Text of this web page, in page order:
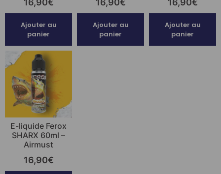
16,90€
Ajouter au
panier
16,90€
Ajouter au
panier
16,90€
Ajouter au
panier
E-liquide Ferox
SHARX 60ml –
Airmust
16,90€